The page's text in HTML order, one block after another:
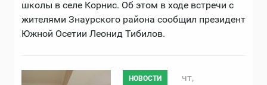
школы в селе Корнис. Об этом в ходе встречи с
жителями Знаурского района сообщил президент
Южной Осетии Леонид Тибилов.
НОВОСТИ
чт,